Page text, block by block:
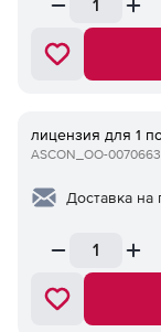
лицензия для 1
ASCON_ОО-0070663
Доставка на